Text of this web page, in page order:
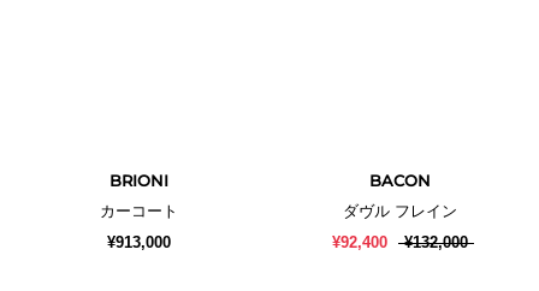
BRIONI
カーコート
¥913,000
BACON
ダヴル フレイン
¥92,400
¥132,000